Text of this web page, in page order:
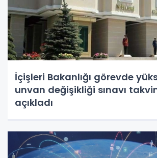
İçişleri Bakanlığı görevde
unvan değişikliği sınavı
açıkladı